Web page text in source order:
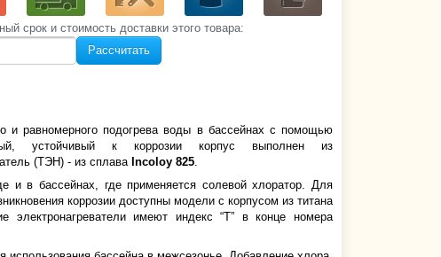
срок и стоимость‌ доставки этого товара:
Рассчитать
и равномерного подогрева воды в бассейнах с помощью
устойчивый к коррозии корпус выполнен из
(ТЭН) - из сплава Incoloy 825.
и в бассейнах, где применяется солевой хлоратор. Для
коррозии доступны модели с корпусом из титана
имеют индекс “Т” в конце номера